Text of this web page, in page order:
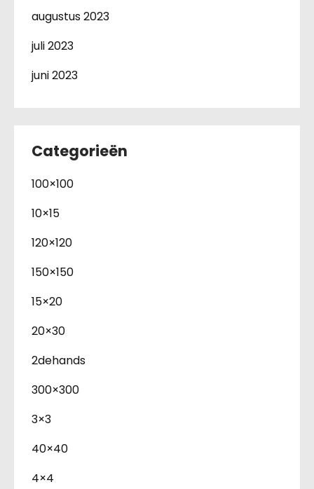
augustus 2023
juli 2023
juni 2023
Categorieën
100×100
10×15
120×120
150×150
15×20
20×30
2dehands
300×300
3×3
40×40
4×4